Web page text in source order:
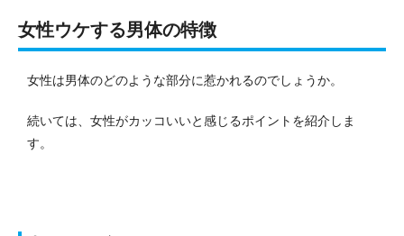
女性ウケする男体の特徴
女性は男体のどのような部分に惹かれるのでしょうか。
続いては、女性がカッコいいと感じるポイントを紹介しま
す。